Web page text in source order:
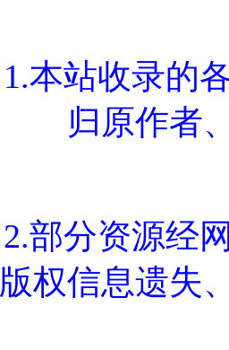
1.本站收录的
归原作者
2.部分资源经
版权信息遗失